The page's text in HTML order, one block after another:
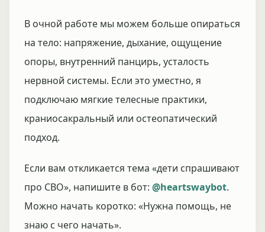
В очной работе мы можем больше опираться
на тело: напряжение, дыхание, ощущение
опоры, внутренний панцирь, усталость
нервной системы. Если это уместно, я
подключаю мягкие телесные практики,
краниосакральный или остеопатический
подход.
Если вам откликается тема «дети спрашивают
про СВО», напишите в бот: @heartswaybot.
Можно начать коротко: «Нужна помощь, не
знаю с чего начать».